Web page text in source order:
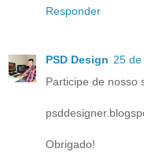
Responder
PSD Design 25 de
Participe de nosso
Obrigado!